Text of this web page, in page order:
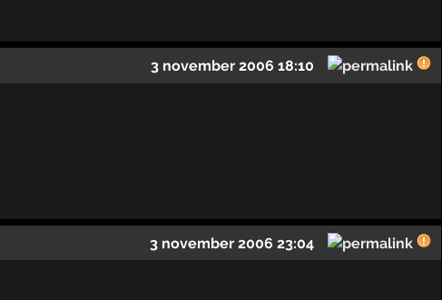
3 november 2006 18:10
3 november 2006 23:04